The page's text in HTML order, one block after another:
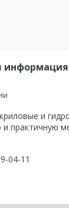
и
практичную
04-11